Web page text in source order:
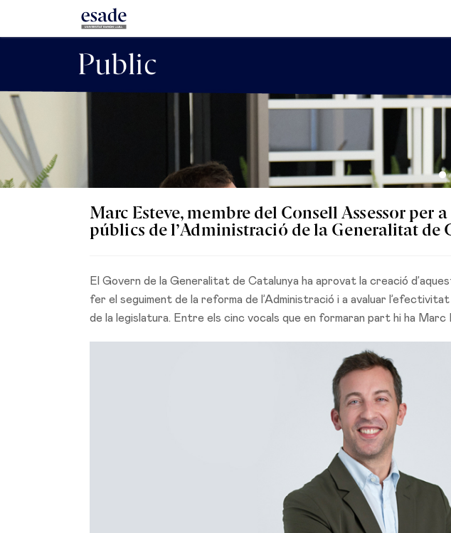
Marc Esteve, membre del Consell Assessor per
públics de l’Administració de la Generalitat de
El Govern de la Generalitat de Catalunya ha aprovat la creació
fer el seguiment de la reforma de l’Administració i a avaluar l’efectivitat
de la legislatura. Entre els cinc vocals que en formaran part hi ha